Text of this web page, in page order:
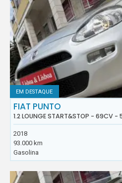
EM DESTAQUE
FIAT PUNTO
1.2 LOUNGE START&STOP - 69CV -
2018
93.000 km
Gasolina